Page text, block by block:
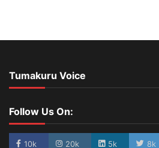
Tumakuru Voice
Follow Us On:
10k 20k 5k 8k